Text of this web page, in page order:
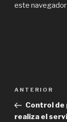
este navegador
entradas
Previous
Post
ANTERIOR
Control de
realiza el